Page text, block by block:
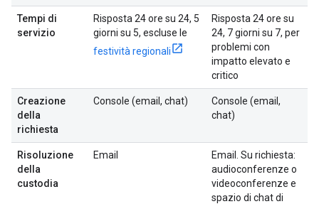
Tempi di
servizio
Risposta 24 ore su 24, 5
giorni su 5, escluse le
festività regionali
Risposta 24 ore su
24, 7 giorni su 7, per
problemi con
impatto elevato e
critico
Creazione
della
richiesta
Console (email, chat)
Console (email,
chat)
Risoluzione
della
custodia
Email
Email. Su richiesta:
audioconferenze o
videoconferenze e
spazio di chat di